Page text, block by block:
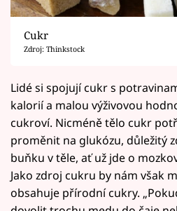
Cukr
Zdroj: Thinkstock
Lidé si spojují cukr s
kalorií a malou výživovou
cukroví. Nicméně tělo cukr
proměnit na glukózu, důležitý
buňku v těle, ať už jde o
Jako zdroj cukru by nám však
obsahuje přírodní cukry.